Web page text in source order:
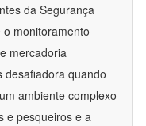
da Segurança
monitoramento
mercadoria
desafiadora quando
ambiente complexo
e pesqueiros e a